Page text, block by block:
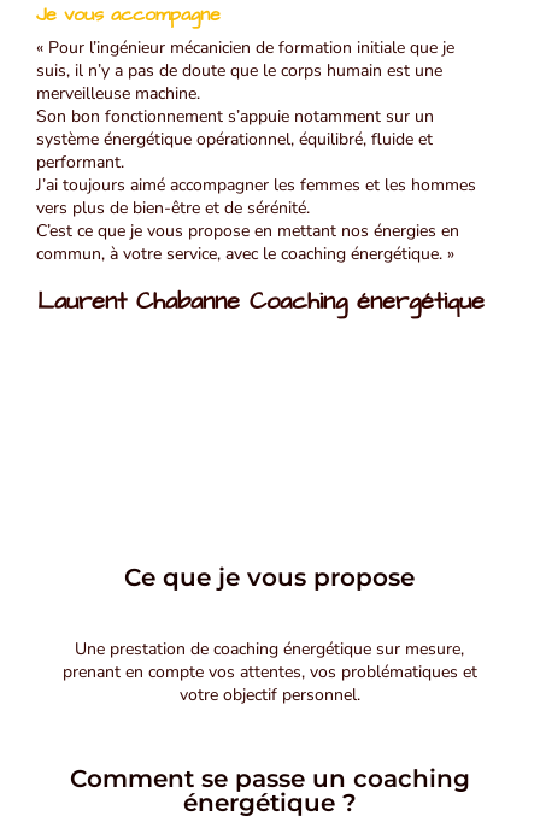
Je vous accompagne
« Pour l’ingénieur mécanicien de formation initiale que je
suis, il n’y a pas de doute que le corps humain est une
merveilleuse machine.
Son bon fonctionnement s’appuie notamment sur un
système énergétique opérationnel, équilibré, fluide et
performant.
J’ai toujours aimé accompagner les femmes et les hommes
vers plus de bien-être et de sérénité.
C’est ce que je vous propose en mettant nos énergies en
commun, à votre service, avec le coaching énergétique. »
Laurent Chabanne Coaching énergétique
Ce que je vous propose
Une prestation de coaching énergétique sur mesure,
prenant en compte vos attentes, vos problématiques et
votre objectif personnel.
Comment se passe un coaching
énergétique ?